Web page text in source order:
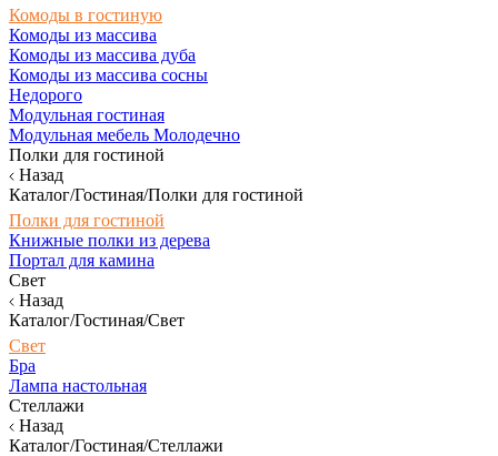
Комоды в гостиную
Комоды из массива
Комоды из массива дуба
Комоды из массива сосны
Недорого
Модульная гостиная
Модульная мебель Молодечно
Полки для гостиной
Назад
Каталог/Гостиная/Полки для гостиной
Полки для гостиной
Книжные полки из дерева
Портал для камина
Свет
Назад
Каталог/Гостиная/Свет
Свет
Бра
Лампа настольная
Стеллажи
Назад
Каталог/Гостиная/Стеллажи